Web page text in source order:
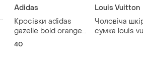
Adidas
Кросівки adidas
gazelle bold orange
кроссовки
40
Louis Vuitton
Чоловіча
сумка louis